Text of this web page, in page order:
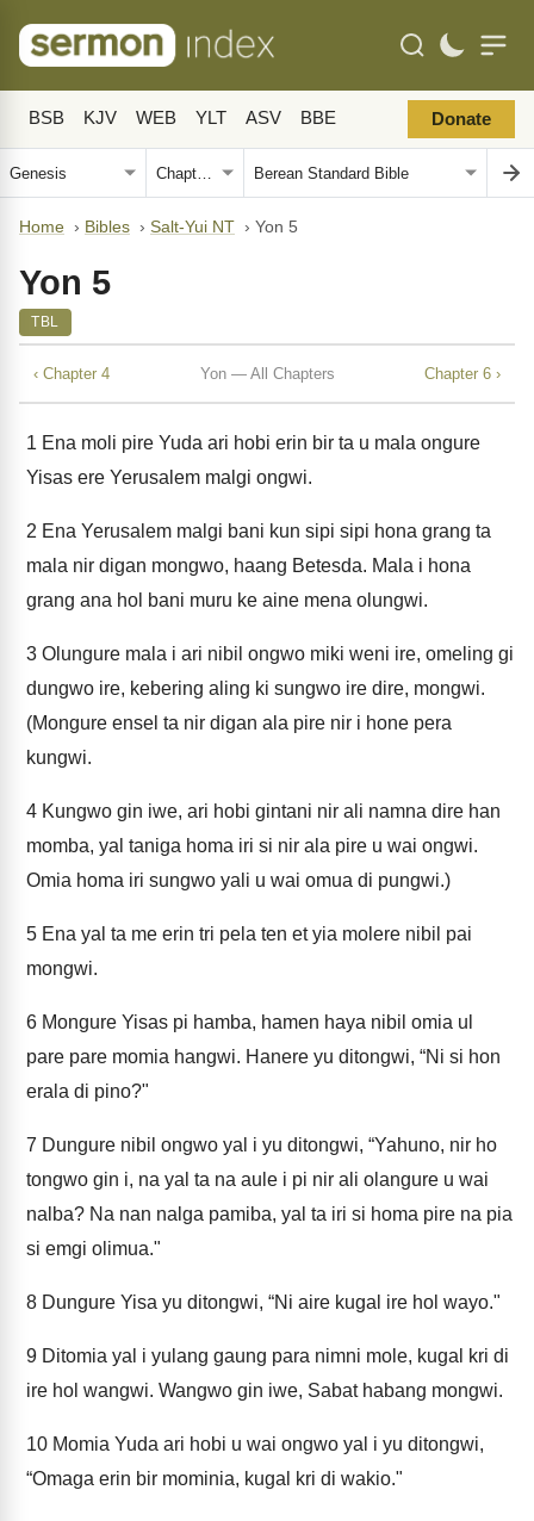
BSB KJV WEB YLT ASV BBE Donate
Home › Bibles › Salt-Yui NT › Yon 5
Yon 5
TBL
‹ Chapter 4 Yon — All Chapters Chapter 6 ›
1 Ena moli pire Yuda ari hobi erin bir ta u mala ongure
Yisas ere Yerusalem malgi ongwi.
2 Ena Yerusalem malgi bani kun sipi sipi hona grang ta
mala nir digan mongwo, haang Betesda. Mala i hona
grang ana hol bani muru ke aine mena olungwi.
3 Olungure mala i ari nibil ongwo miki weni ire, omeling gi
dungwo ire, kebering aling ki sungwo ire dire, mongwi.
(Mongure ensel ta nir digan ala pire nir i hone pera
kungwi.
4 Kungwo gin iwe, ari hobi gintani nir ali namna dire han
momba, yal taniga homa iri si nir ala pire u wai ongwi.
Omia homa iri sungwo yali u wai omua di pungwi.)
5 Ena yal ta me erin tri pela ten et yia molere nibil pai
mongwi.
6 Mongure Yisas pi hamba, hamen haya nibil omia ul
pare pare momia hangwi. Hanere yu ditongwi, “Ni si hon
erala di pino?"
7 Dungure nibil ongwo yal i yu ditongwi, “Yahuno, nir ho
tongwo gin i, na yal ta na aule i pi nir ali olangure u wai
nalba? Na nan nalga pamiba, yal ta iri si homa pire na pia
si emgi olimua."
8 Dungure Yisa yu ditongwi, “Ni aire kugal ire hol wayo."
9 Ditomia yal i yulang gaung para nimni mole, kugal kri di
ire hol wangwi. Wangwo gin iwe, Sabat habang mongwi.
10 Momia Yuda ari hobi u wai ongwo yal i yu ditongwi,
“Omaga erin bir mominia, kugal kri di wakio."